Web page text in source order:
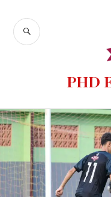
PHD